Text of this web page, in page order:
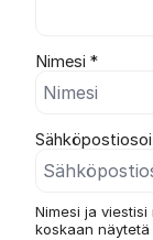
Nimesi *
Nimesi ja
koskaan näytetä